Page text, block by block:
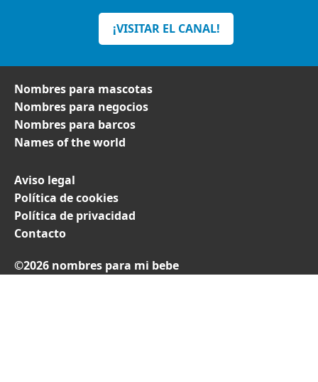
¡VISITAR EL CANAL!
Nombres para mascotas
Nombres para negocios
Nombres para barcos
Names of the world
Aviso legal
Política de cookies
Política de privacidad
Contacto
©2026 nombres para mi bebe